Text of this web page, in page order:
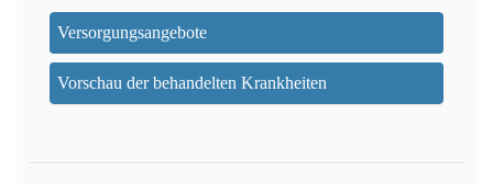
Versorgungsangebote
Vorschau der behandelten Krankheiten